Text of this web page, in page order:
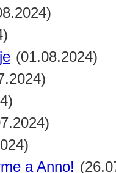
(01.08.2024)
a Anno!